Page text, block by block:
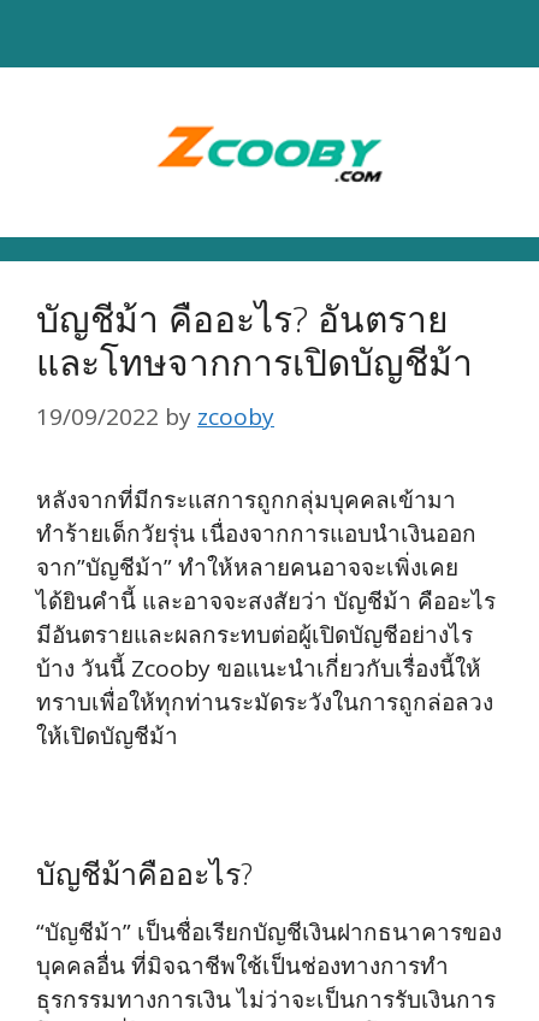
บัญชีม้า คืออะไร? อันตราย
และโทษจากการเปิดบัญชีม้า
19/09/2022 by zcooby
หลังจากที่มีกระแสการถูกกลุ่มบุคคลเข้ามา
ทำร้ายเด็กวัยรุ่น เนื่องจากการแอบนำเงินออก
จาก”บัญชีม้า” ทำให้หลายคนอาจจะเพิ่งเคย
ได้ยินคำนี้ และอาจจะสงสัยว่า บัญชีม้า คืออะไร
มีอันตรายและผลกระทบต่อผู้เปิดบัญชีอย่างไร
บ้าง วันนี้ Zcooby ขอแนะนำเกี่ยวกับเรื่องนี้ให้
ทราบเพื่อให้ทุกท่านระมัดระวังในการถูกล่อลวง
ให้เปิดบัญชีม้า
บัญชีม้าคืออะไร?
“บัญชีม้า” เป็นชื่อเรียกบัญชีเงินฝากธนาคารของ
บุคคลอื่น ที่มิจฉาชีพใช้เป็นช่องทางการทำ
ธุรกรรมทางการเงิน ไม่ว่าจะเป็นการรับเงินการ